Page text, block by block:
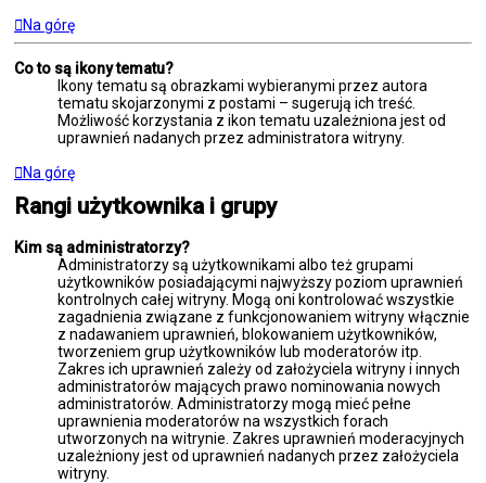
Na górę
Co to są ikony tematu?
Ikony tematu są obrazkami wybieranymi przez autora
tematu skojarzonymi z postami – sugerują ich treść.
Możliwość korzystania z ikon tematu uzależniona jest od
uprawnień nadanych przez administratora witryny.
Na górę
Rangi użytkownika i grupy
Kim są administratorzy?
Administratorzy są użytkownikami albo też grupami
użytkowników posiadającymi najwyższy poziom uprawnień
kontrolnych całej witryny. Mogą oni kontrolować wszystkie
zagadnienia związane z funkcjonowaniem witryny włącznie
z nadawaniem uprawnień, blokowaniem użytkowników,
tworzeniem grup użytkowników lub moderatorów itp.
Zakres ich uprawnień zależy od założyciela witryny i innych
administratorów mających prawo nominowania nowych
administratorów. Administratorzy mogą mieć pełne
uprawnienia moderatorów na wszystkich forach
utworzonych na witrynie. Zakres uprawnień moderacyjnych
uzależniony jest od uprawnień nadanych przez założyciela
witryny.